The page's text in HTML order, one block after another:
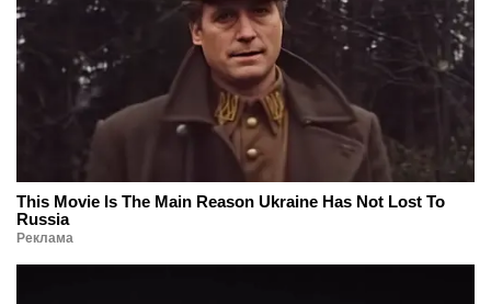
This Movie Is The Main Reason Ukraine Has Not Lost To
Russia
Реклама